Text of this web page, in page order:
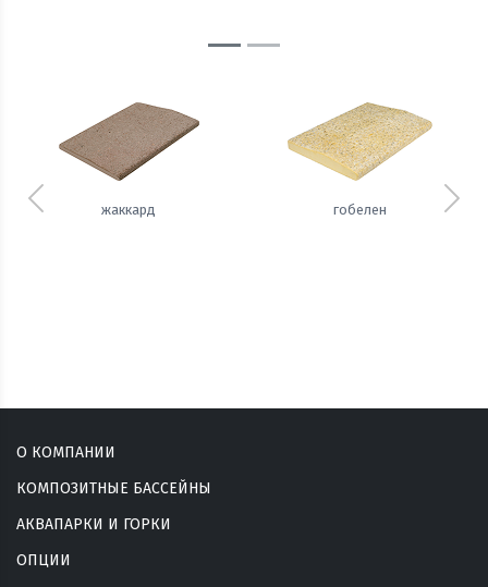
жаккард гобелен
Предыдущий
О КОМПАНИИ
КОМПОЗИТНЫЕ БАССЕЙНЫ
АКВАПАРКИ И ГОРКИ
ОПЦИИ